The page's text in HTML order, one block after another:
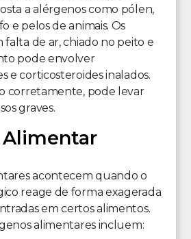
a alérgenos como pólen,
e pelos de animais. Os
falta de ar, chiado no peito e
pode envolver
e corticosteroides inalados.
corretamente, pode levar
graves.
Alimentar
acontecem quando o
reage de forma exagerada
em certos alimentos.
alimentares incluem: